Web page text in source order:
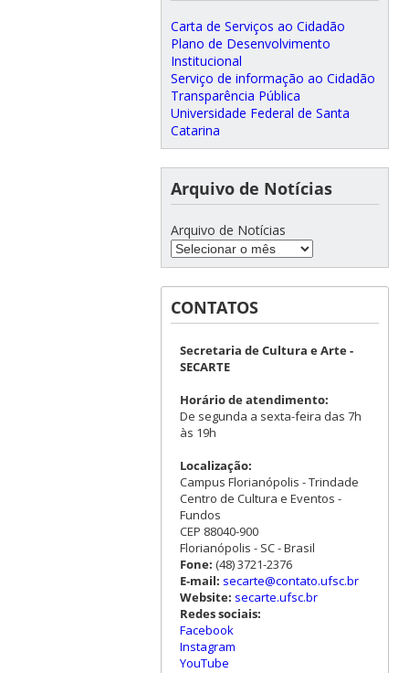
Carta de Serviços ao Cidadão
Plano de Desenvolvimento
Institucional
Serviço de informação ao Cidadão
Transparência Pública
Universidade Federal de Santa
Catarina
Arquivo de Notícias
Arquivo de Notícias
CONTATOS
Secretaria de Cultura e Arte -
SECARTE
Horário de atendimento:
De segunda a sexta-feira das 7h
às 19h
Localização:
Campus Florianópolis - Trindade
Centro de Cultura e Eventos -
Fundos
CEP 88040-900
Florianópolis - SC - Brasil
Fone: (48) 3721-2376
E-mail: secarte@contato.ufsc.br
Website: secarte.ufsc.br
Redes sociais:
Facebook
Instagram
YouTube